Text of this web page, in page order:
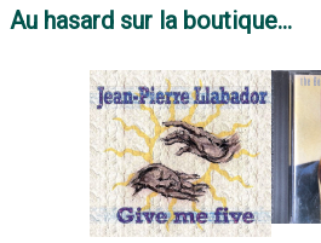
Au hasard sur la boutique...